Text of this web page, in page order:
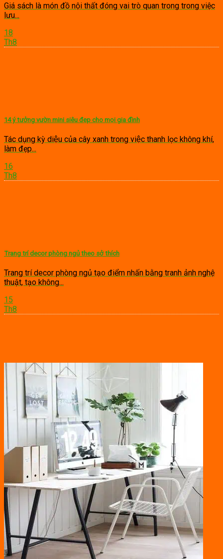
Giá sách là món đồ nội thất đóng vai trò quan trong trong việc
lưu...
18
Th8
14 ý tưởng vườn mini siêu đẹp cho mọi gia đình
Tác dụng kỳ diệu của cây xanh trong việc thanh lọc không khí,
làm đẹp...
16
Th8
Trang trí decor phòng ngủ theo sở thích
Trang trí decor phòng ngủ tạo điểm nhấn bằng tranh ảnh nghệ
thuật, tạo không...
15
Th8